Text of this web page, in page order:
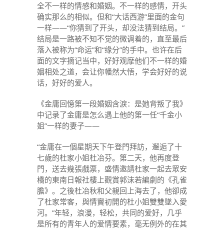
全不一样的情感和婚姻。不一样的感情，开头
确实那么的相似。但和“大话西游”里面的金句
一样——“你猜到了开头，却没法猜到结局。”
结局是一路被不知不觉的微调着的，直至最后
落入被称为“命运”和“缘分”的手中。也许在后
面的文字摘记当中，好好观摩他们不一样的婚
姻相处之道，会让你幡然大悟，学会好好的说
话，好好的爱人。
《金庸回憶第一段婚姻含淚：是她背叛了我》
中记录了金庸是怎么遇上他的第一任“千金小
姐”一样的妻子——
“金庸在一個星期天下午登門拜訪，邂逅了十
七歲的杜家小姐杜冶芬。第二天，他再度登
門，送去幾張戲票，盛情邀請杜家一起去眾安
橋的東南日報社樓上觀賞郭沫若編劇的《孔雀
膽》。之後杜冶秋和父親回上海去了，他卻成
了杜家常客，與情竇初開的杜小姐雙雙墜入愛
河。”年轻，浪漫，轻松，共同的爱好，几乎
是所有的青年人的爱情要素，毫无例外的在其